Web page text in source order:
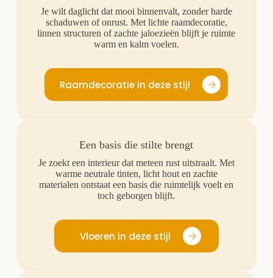
Je wilt daglicht dat mooi binnenvalt, zonder harde
schaduwen of onrust. Met lichte raamdecoratie,
linnen structuren of zachte jaloezieën blijft je ruimte
warm en kalm voelen.
Raamdecoratie in deze stijl
Een basis die stilte brengt
Je zoekt een interieur dat meteen rust uitstraalt. Met
warme neutrale tinten, licht hout en zachte
materialen ontstaat een basis die ruimtelijk voelt en
toch geborgen blijft.
Vloeren in deze stijl